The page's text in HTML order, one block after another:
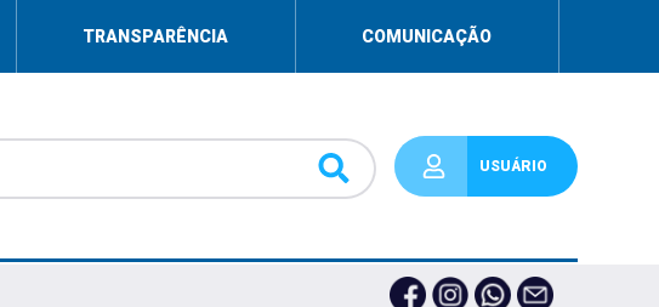
TRANSPARÊNCIA COMUNICAÇÃO
USUÁRIO